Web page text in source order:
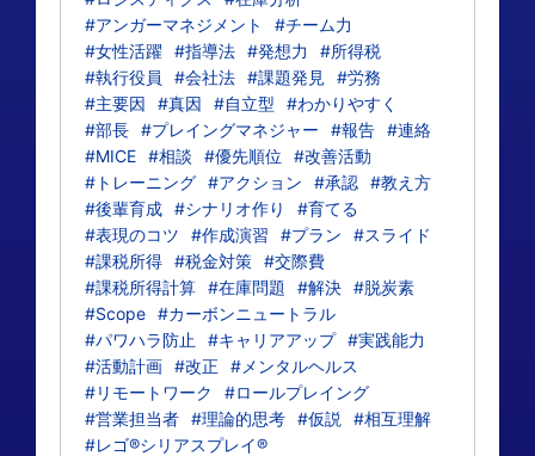
#アンガーマネジメント
#チーム力
#女性活躍 #指導法 #発想力
#所得税
#執行役員
#会社法 #課題発見
#労務
#主要因
#真因 #自立型
#わかりやすく
#部長 #プレイングマネジャー #報告 #連絡
#MICE #相談 #優先順位
#改善活動
#トレーニング #アクション #承認 #教え方
#後輩育成 #シナリオ作り
#育てる
#表現のコツ
#作成演習 #プラン
#スライド
#課税所得 #税金対策 #交際費
#課税所得計算 #在庫問題 #解決 #脱炭素
#Scope #カーボンニュートラル
#パワハラ防止
#キャリアアップ #実践能力
#活動計画 #改正
#メンタルヘルス
#リモートワーク
#ロールプレイング
#営業担当者 #理論的思考 #仮説
#相互理解
#レゴ®シリアスプレイ®